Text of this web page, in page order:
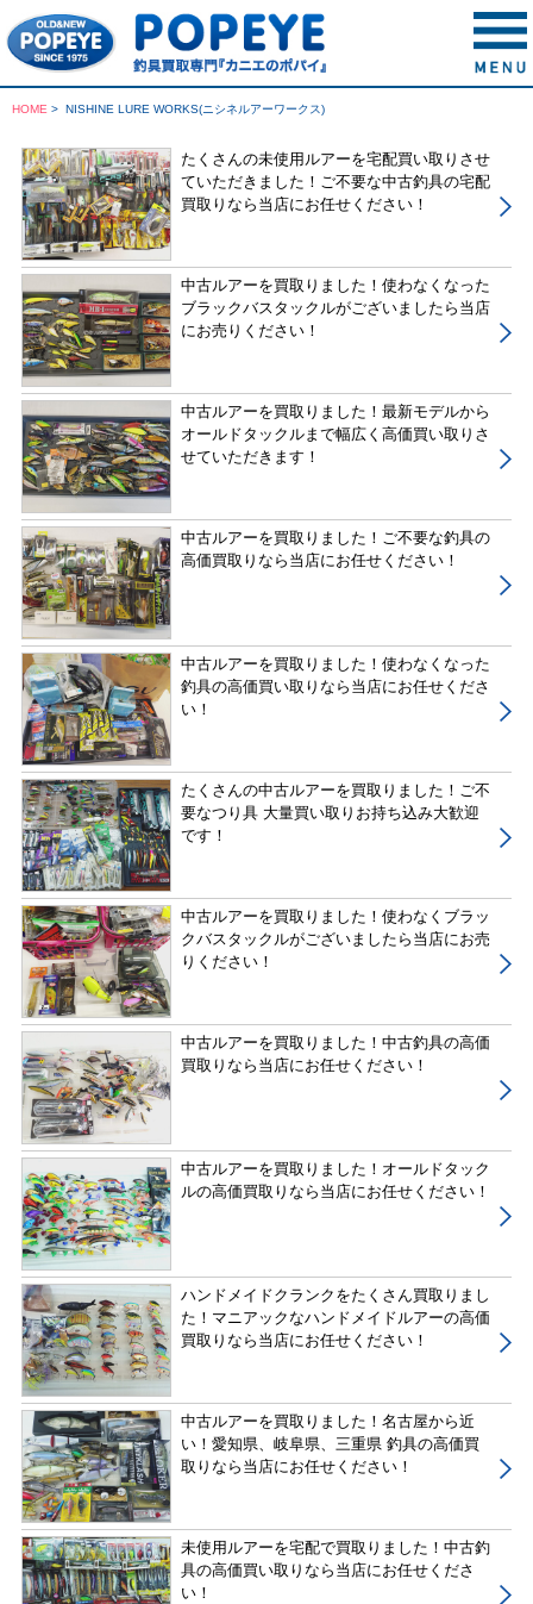
HOME > NISHINE LURE WORKS(ニシネルアーワークス)
たくさんの未使用ルアーを宅配買い取りさせ
ていただきました！ご不要な中古釣具の宅配
買取りなら当店にお任せください！
中古ルアーを買取りました！使わなくなった
ブラックバスタックルがございましたら当店
にお売りください！
中古ルアーを買取りました！最新モデルから
オールドタックルまで幅広く高価買い取りさ
せていただきます！
中古ルアーを買取りました！ご不要な釣具の
高価買取りなら当店にお任せください！
中古ルアーを買取りました！使わなくなった
釣具の高価買い取りなら当店にお任せくださ
い！
たくさんの中古ルアーを買取りました！ご不
要なつり具 大量買い取りお持ち込み大歓迎
です！
中古ルアーを買取りました！使わなくブラッ
クバスタックルがございましたら当店にお売
りください！
中古ルアーを買取りました！中古釣具の高価
買取りなら当店にお任せください！
中古ルアーを買取りました！オールドタック
ルの高価買取りなら当店にお任せください！
ハンドメイドクランクをたくさん買取りまし
た！マニアックなハンドメイドルアーの高価
買取りなら当店にお任せください！
中古ルアーを買取りました！名古屋から近
い！愛知県、岐阜県、三重県 釣具の高価買
取りなら当店にお任せください！
未使用ルアーを宅配で買取りました！中古釣
具の高価買い取りなら当店にお任せくださ
い！